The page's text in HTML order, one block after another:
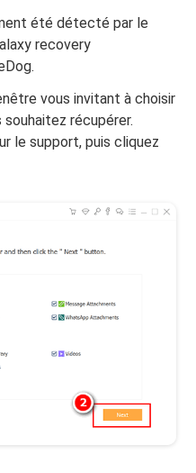
été détecté par le
recovery
vous invitant à choisir
récupérer.
le support, puis cliquez